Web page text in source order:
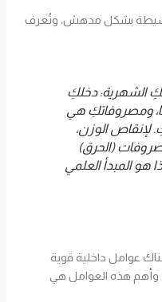
بسيطة بشكل مدهش، وتُعرف
الشهرية: دخلكِ
ومصروفاتكِ هي
لإنقاص الوزن،
(الحرق)
هو المبدأ العلمي
عوامل داخلية قوية
وأهم هذه العوامل هي